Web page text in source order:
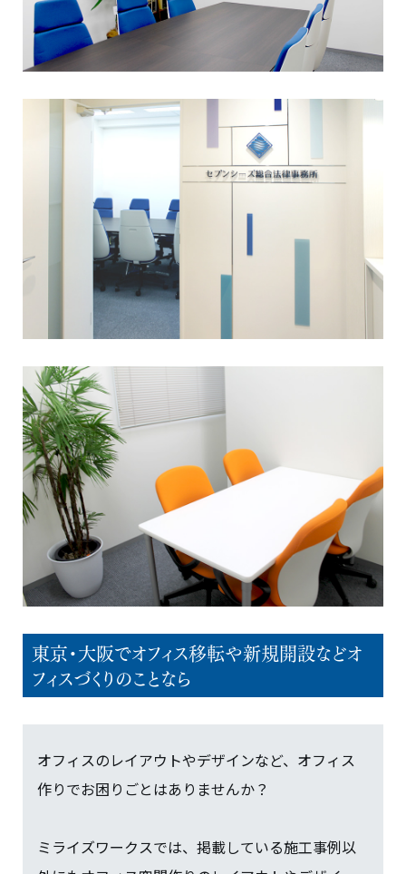
東京・大阪でオフィス移転や新規開設などオ
フィスづくりのことなら
オフィスのレイアウトやデザインなど、オフィス
作りでお困りごとはありませんか？
ミライズワークスでは、掲載している施工事例以